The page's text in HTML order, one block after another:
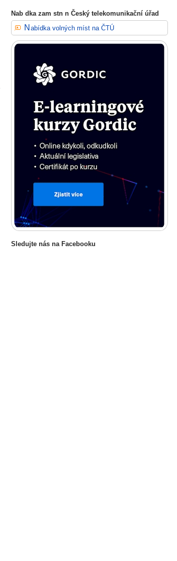
Nab dka zam stn n Český telekomunikační úřad
Nabídka volných míst na ČTÚ
Sledujte nás na Facebooku